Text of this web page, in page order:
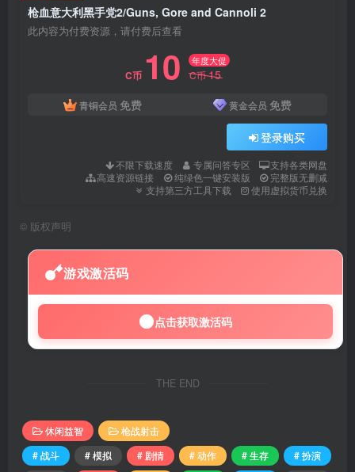
枪血意大利黑手党2/Guns, Gore and Cannoli 2
此内容为付费资源，请付费后查看
C币 10 年度大促
C币15
青铜会员 免费 黄金会员 免费
登录购买
不限下载速度 专属问答专区
支持各类网盘
高速资源链接
纯绿色一键安装版
完整版无删减
支持第三方工具下载
使用虚拟货币兑换
© 版权声明
游戏激活码
点击获取激活码
THE END
休闲益智
枪战射击
# 战斗
# 模拟 # 剧情 # 动作 # 生存
# 扮演